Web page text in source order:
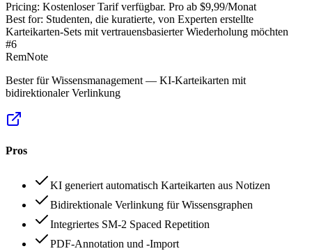
Pricing: Kostenloser Tarif verfügbar. Pro ab $9,99/Monat
Best for: Studenten, die kuratierte, von Experten erstellte
Karteikarten-Sets mit vertrauensbasierter Wiederholung möchten
#6
RemNote
Bester für Wissensmanagement — KI-Karteikarten mit
bidirektionaler Verlinkung
Pros
KI generiert automatisch Karteikarten aus Notizen
Bidirektionale Verlinkung für Wissensgraphen
Integriertes SM-2 Spaced Repetition
PDF-Annotation und -Import